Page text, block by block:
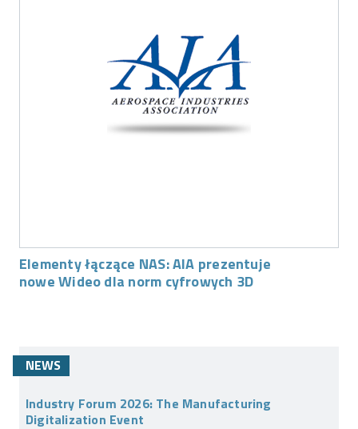
Elementy łączące NAS: AIA prezentuje
nowe Wideo dla norm cyfrowych 3D
NEWS
Industry Forum 2026: The Manufacturing
Digitalization Event